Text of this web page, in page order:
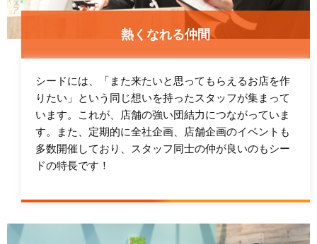
熱くなれる仲間
シードには、「また来たいと思ってもらえるお店を作
りたい」という同じ想いを持ったスタッフが集まって
います。これが、店舗の強い団結力につながっていま
す。また、定期的に全社企画、店舗企画のイベントも
多数開催しており、スタッフ同士の仲が良いのもシー
ドの特長です！